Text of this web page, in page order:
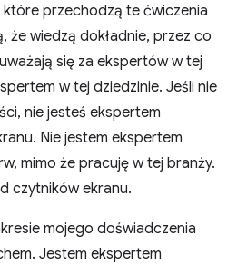
które przechodzą te ćwiczenia
że wiedzą dokładnie, przez co
się za ekspertów w tej
w tej dziedzinie. Jeśli nie
nie jesteś ekspertem
Nie jestem ekspertem
mimo że pracuję w tej branży.
czytników ekranu.
mojego doświadczenia
Jestem ekspertem